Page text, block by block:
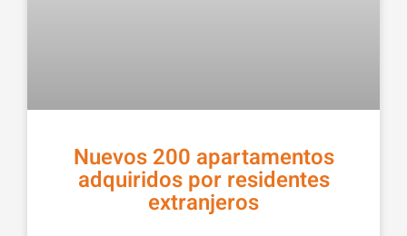
Nuevos 200 apartamentos
adquiridos por residentes
extranjeros